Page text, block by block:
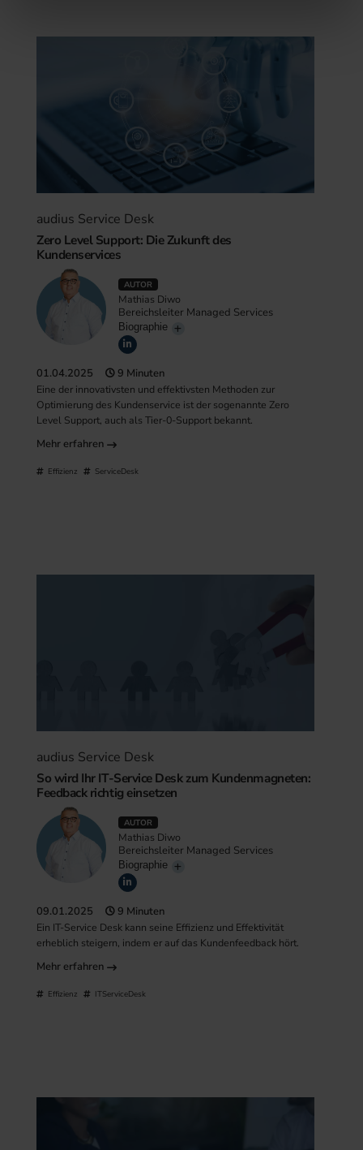
gesammelt haben.
audius Service Desk
Zero Level Support: Die Zukunft des
Kundenservices
AUTOR
Mathias Diwo
Bereichsleiter Managed Services
Biographie
01.04.2025 9 Minuten
Eine der innovativsten und effektivsten Methoden zur
Optimierung des Kundenservice ist der sogenannte Zero
Level Support, auch als Tier-0-Support bekannt.
Mehr erfahren
Effizienz ServiceDesk
audius Service Desk
So wird Ihr IT-Service Desk zum Kundenmagneten:
Feedback richtig einsetzen
AUTOR
Mathias Diwo
Bereichsleiter Managed Services
Biographie
09.01.2025 9 Minuten
Ein IT-Service Desk kann seine Effizienz und Effektivität
erheblich steigern, indem er auf das Kundenfeedback hört.
Mehr erfahren
Effizienz ITServiceDesk